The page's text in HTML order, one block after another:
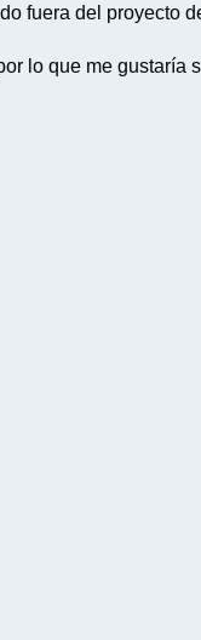
fuera del proyecto
lo que me gustaría